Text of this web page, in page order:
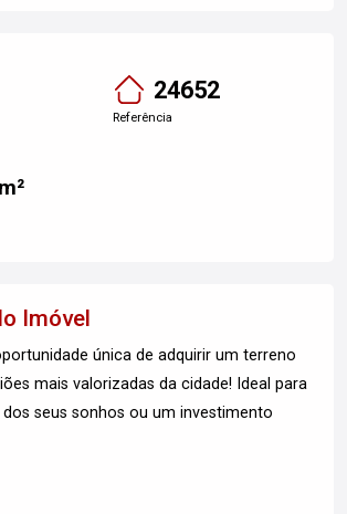
24652
Referência
Imóvel
única de adquirir um terreno
mais valorizadas da cidade! Ideal para
seus sonhos ou um investimento